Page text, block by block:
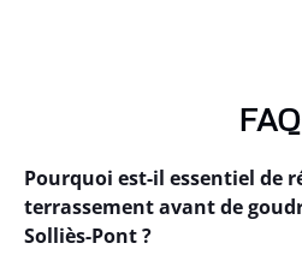
FAQ
Pourquoi est-il essentiel de
terrassement avant de
Solliès-Pont ?